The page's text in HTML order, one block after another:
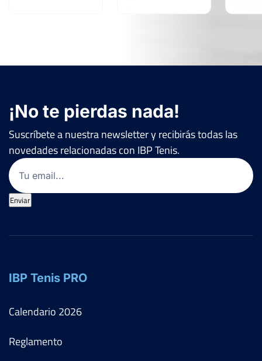
¡No te pierdas nada!
Suscríbete a nuestra newsletter y recibirás todas las
novedades relacionadas con IBP Tenis.
Email
Enviar
IBP Tenis PRO
Calendario 2026
Reglamento